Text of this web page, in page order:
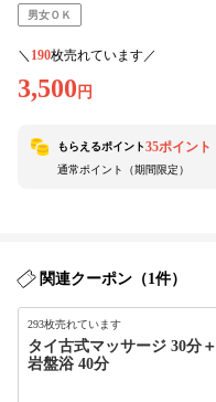
男女ＯＫ
＼ 190枚売れています／
3,500 円
もらえるポイント35ポイント
通常ポイント（期間限定）
関連クーポン（1件）
293枚売れています
タイ古式マッサージ 30分＋
岩盤浴 40分